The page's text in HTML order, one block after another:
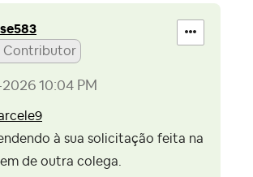
Contributor
10:04 PM
à sua solicitação feita na
de outra colega.